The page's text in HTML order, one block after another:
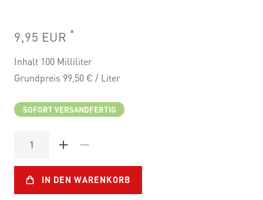
9,95 EUR *
Inhalt 100 Milliliter
Grundpreis 99,50 € / Liter
SOFORT VERSANDFERTIG
IN DEN WARENKORB